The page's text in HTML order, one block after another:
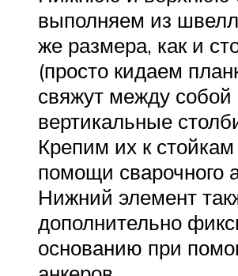
выполняем из
же размера, как и
(просто кидаем
свяжут между собой
вертикальные
Крепим их к
помощи сварочного
Нижний элемент
дополнительно
основанию при